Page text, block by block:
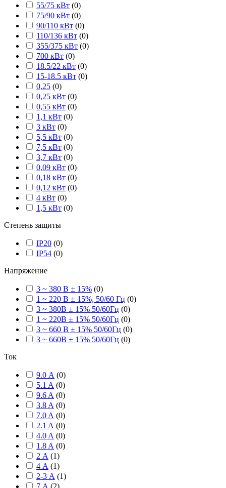
55/75 кВт (0)
75/90 кВт (0)
90/110 кВт (0)
110/136 кВт (0)
355/375 кВт (0)
700 кВт (0)
18.5/22 кВт (0)
15-18.5 кВт (0)
0,25 (0)
0,25 кВт (0)
0,55 кВт (0)
1,1 кВт (0)
3 кВт (0)
5,5 кВт (0)
7,5 кВт (0)
3,7 кВт (0)
0,09 кВт (0)
0,18 кВт (0)
0,12 кВт (0)
4 кВт (0)
1,5 кВт (0)
Степень защиты
IP20 (0)
IP54 (0)
Напряжение
3 ~ 380 В ± 15% (0)
1 ~ 220 В ± 15%, 50/60 Гц (0)
3 ~ 380В ± 15% 50/60Гц (0)
1 ~ 220В ± 15% 50/60Гц (0)
3 ~ 660 В ± 15% 50/60Гц (0)
3 ~ 660В ± 15% 50/60Гц (0)
Ток
9.0 А (0)
5.1 A (0)
9.6 A (0)
3.8 A (0)
7.0 A (0)
2.1 A (0)
4.0 A (0)
1.8 A (0)
2 А (1)
4 А (1)
2-3 А (1)
7 А (2)